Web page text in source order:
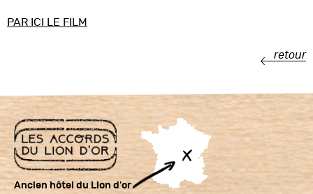
PAR ICI LE FILM
retour
Ancien hôtel du Lion d'or